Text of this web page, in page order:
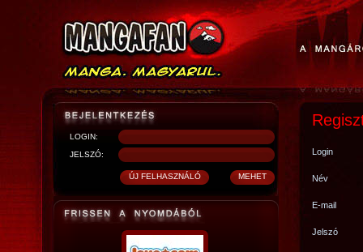
LOGIN:
JELSZÓ:
Login
Név
E-mail
Jelszó